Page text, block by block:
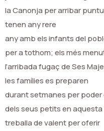
la Canonja per arribar
tenen any rere
any amb els infants del
per a tothom; els més
l’arribada fugaçde Ses
les famílies es preparen
durant setmanes per poder
dels seus petits en
treballa de valent per oferir